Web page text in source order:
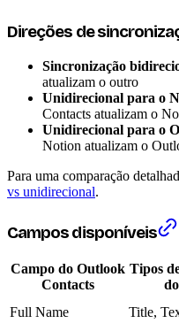
Direções de
Sincronização
atualizam o outro
Unidirecional para o
Contacts atualizam o
Unidirecional para o
Notion atualizam o
Para uma comparação
vs unidirecional.
Campos disponíveis
Campo do Outlook
Contacts
Tipos
Full Name Title,